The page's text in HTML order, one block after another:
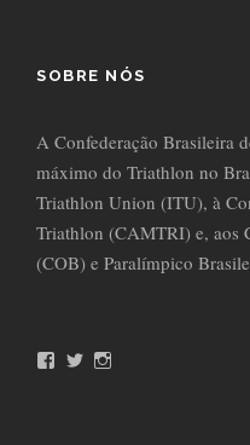
SOBRE NÓS
A Confederação Brasileira
máximo do Triathlon no
Triathlon Union (ITU), à
Triathlon (CAMTRI) e, aos
(COB) e Paralímpico
T